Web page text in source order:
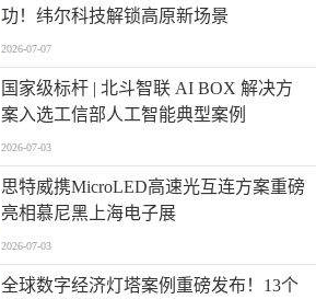
功！纬尔科技解锁高原新场景
2026-07-07
国家级标杆 | 北斗智联 AI BOX 解决方
案入选工信部人工智能典型案例
2026-07-03
思特威携MicroLED高速光互连方案重磅
亮相慕尼黑上海电子展
2026-07-03
全球数字经济灯塔案例重磅发布！13个